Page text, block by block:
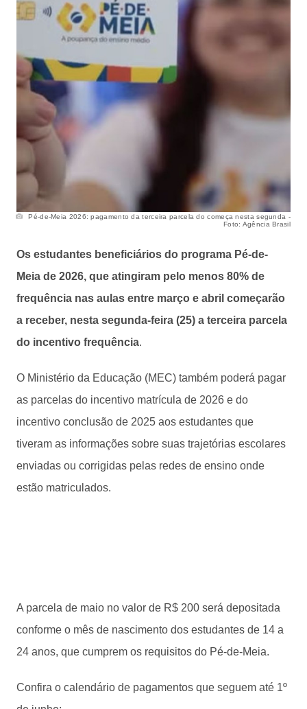
Pé-de-Meia 2026: pagamento da terceira parcela do começa nesta segunda -
Foto: Agência Brasil
Os estudantes beneficiários do programa Pé-de-
Meia de 2026, que atingiram pelo menos 80% de
frequência nas aulas entre março e abril começarão
a receber, nesta segunda-feira (25) a terceira parcela
do incentivo frequência.
O Ministério da Educação (MEC) também poderá pagar
as parcelas do incentivo matrícula de 2026 e do
incentivo conclusão de 2025 aos estudantes que
tiveram as informações sobre suas trajetórias escolares
enviadas ou corrigidas pelas redes de ensino onde
estão matriculados.
A parcela de maio no valor de R$ 200 será depositada
conforme o mês de nascimento dos estudantes de 14 a
24 anos, que cumprem os requisitos do Pé-de-Meia.
Confira o calendário de pagamentos que seguem até 1º